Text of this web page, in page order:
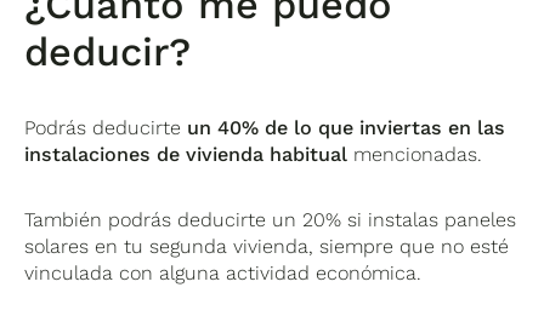
deducir?
Podrás deducirte un 40% de lo que inviertas en las
instalaciones de vivienda habitual mencionadas.
También podrás deducirte un 20% si instalas paneles
solares en tu segunda vivienda, siempre que no esté
vinculada con alguna actividad económica.